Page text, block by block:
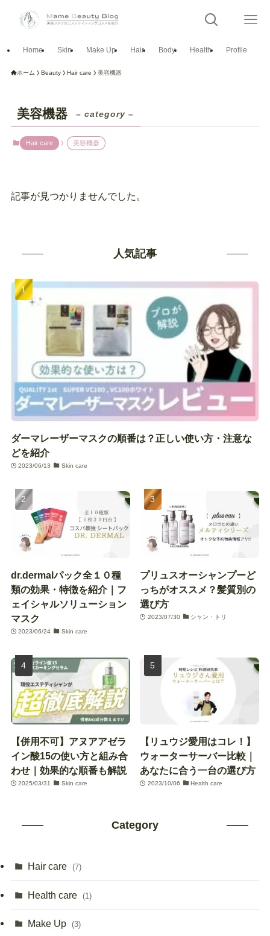
Home Skin Make Up Hair Body Health Profile
ホーム Beauty Hair care 美容機器
美容機器 – category –
Hair care 美容機器
記事が見つかりませんでした。
人気記事
ダーマレーザーマスクの順番は？正しい使い方・注意な
どを紹介
2023/06/13 Skin care
dr.dermalパック全１０種
類の効果・特徴を紹介｜フ
ェイシャルソリューション
マスク
2023/06/24 Skin care
プリュスオーシャンプーど
っちがオススメ？髪質別の
選び方
2023/07/30 シャン・トリ
【併用不可】アヌアアゼラ
イン酸15の使い方と組み合
わせ｜効果的な順番も解説
2025/03/31 Skin care
【リュウジ愛用はコレ！】
ウォーターサーバー比較｜
あなたに合う一台の選び方
2023/10/06 Health care
Category
Hair care (7)
Health care (1)
Make Up (3)